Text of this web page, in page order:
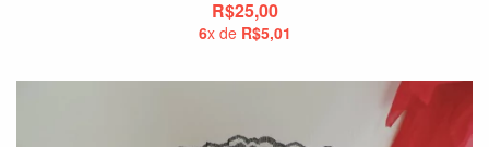
R$25,00
6x de R$5,01